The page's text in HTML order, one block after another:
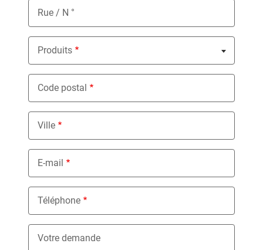
Rue / N °
Produits
Nothing selected
Code postal
Ville
E-mail
Téléphone
Votre demande